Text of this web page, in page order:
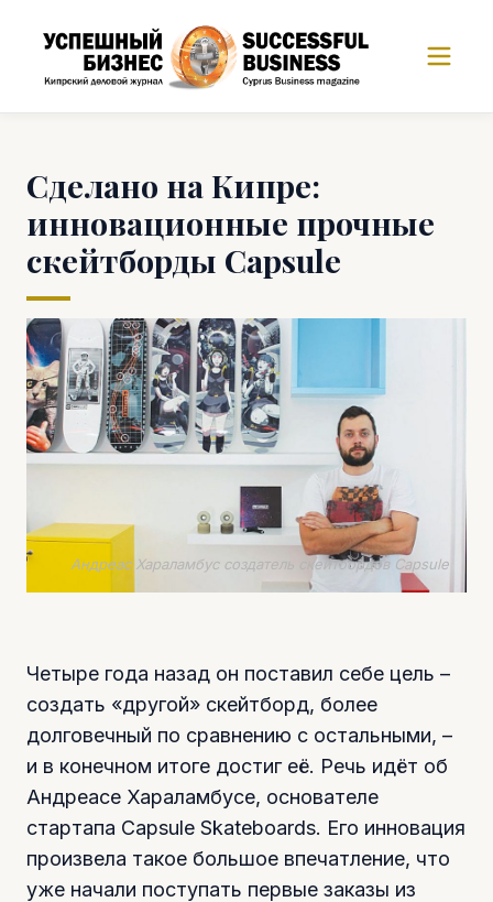
Сделано на Кипре:
инновационные прочные
скейтборды Capsule
Андреас Хараламбус создатель скейтбордов Capsule
Четыре года назад он поставил себе цель –
создать «другой» скейтборд, более
долговечный по сравнению с остальными, –
и в конечном итоге достиг её. Речь идёт об
Андреасе Хараламбусе, основателе
стартапа Capsule Skateboards. Его инновация
произвела такое большое впечатление, что
уже начали поступать первые заказы из